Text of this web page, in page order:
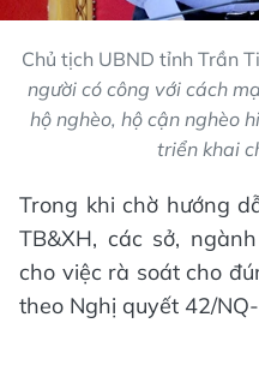
Chủ tịch UBND tỉnh Trần
người có công với cách
hộ nghèo, hộ cận nghèo
triển khai
Trong khi chờ hướng
TB&XH, các sở,
cho việc rà soát cho
theo Nghị quyết 42/NQ-